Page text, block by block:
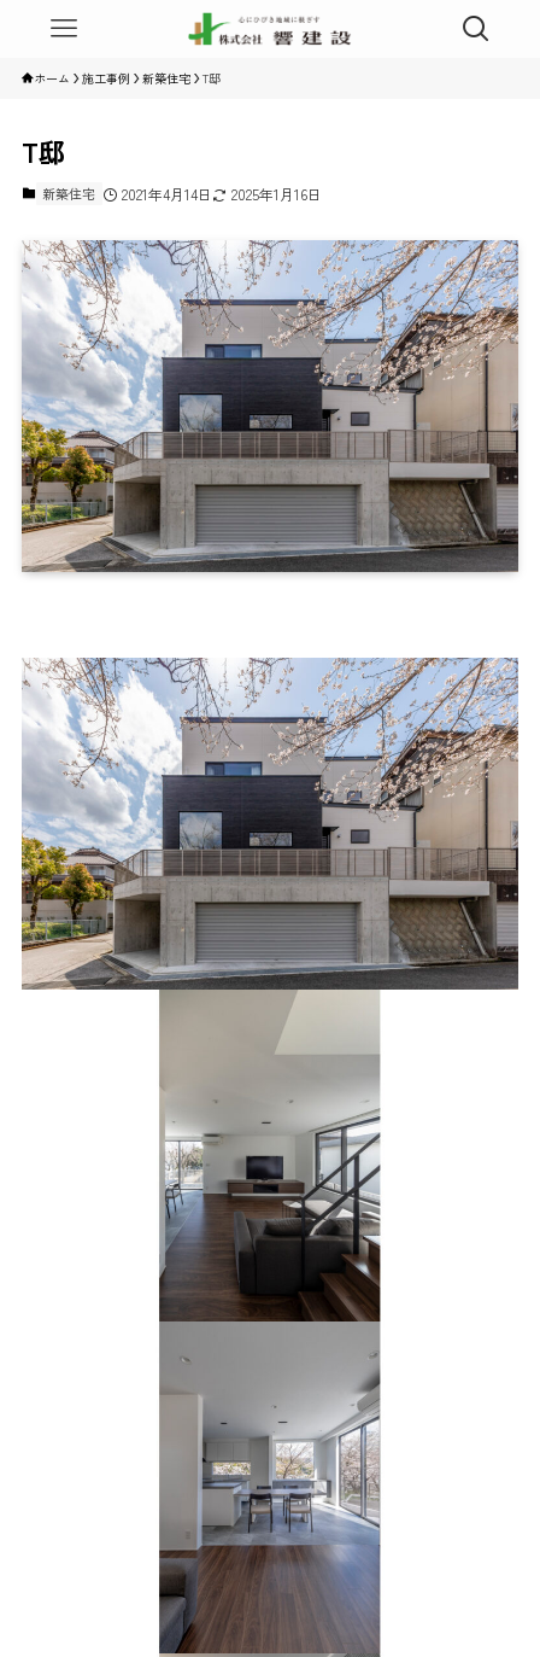
ホーム 施工事例 新築住宅 T邸
T邸
新築住宅 2021年4月14日 2025年1月16日